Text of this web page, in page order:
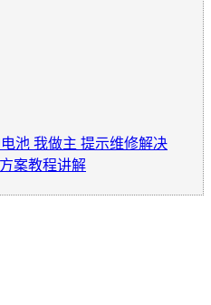
池 我做主 提示维修解决
案教程讲解